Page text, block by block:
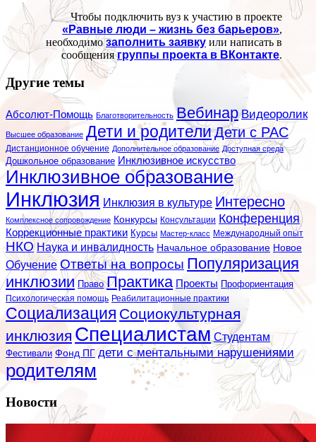
Чтобы подключить вуз к участию в проекте
«Равные люди – жизнь без барьеров»,
необходимозаполнить заявку или написать в
сообщениягруппы проекта в ВКонтакте.
Другие темы
Абсолют-Помощь Благотворительность Вебинар Видеоролик
Высшее образование Дети и родителиДети с РАС
Дистанционное обучение Дополнительное образование Доступная среда
Дошкольное образование Инклюзивное искусство
Инклюзивное образование
Инклюзия Инклюзия в культуре Интересно
Комплексное сопровождение Конкурсы Консультации Конференция
Коррекционные практики Курсы Мастер-класс Международный опыт
НКО Наука и инвалидность Начальное образование Новое
Обучение Ответы на вопросы Популяризация
инклюзии Право Практика Проекты Профориентация
Психологическая помощь Реабилитационные практики
Социализация Социокультурная
инклюзия Специалистам Студентам
Фестивали Фонд ПГ дети с ментальными нарушениями
родителям
Новости